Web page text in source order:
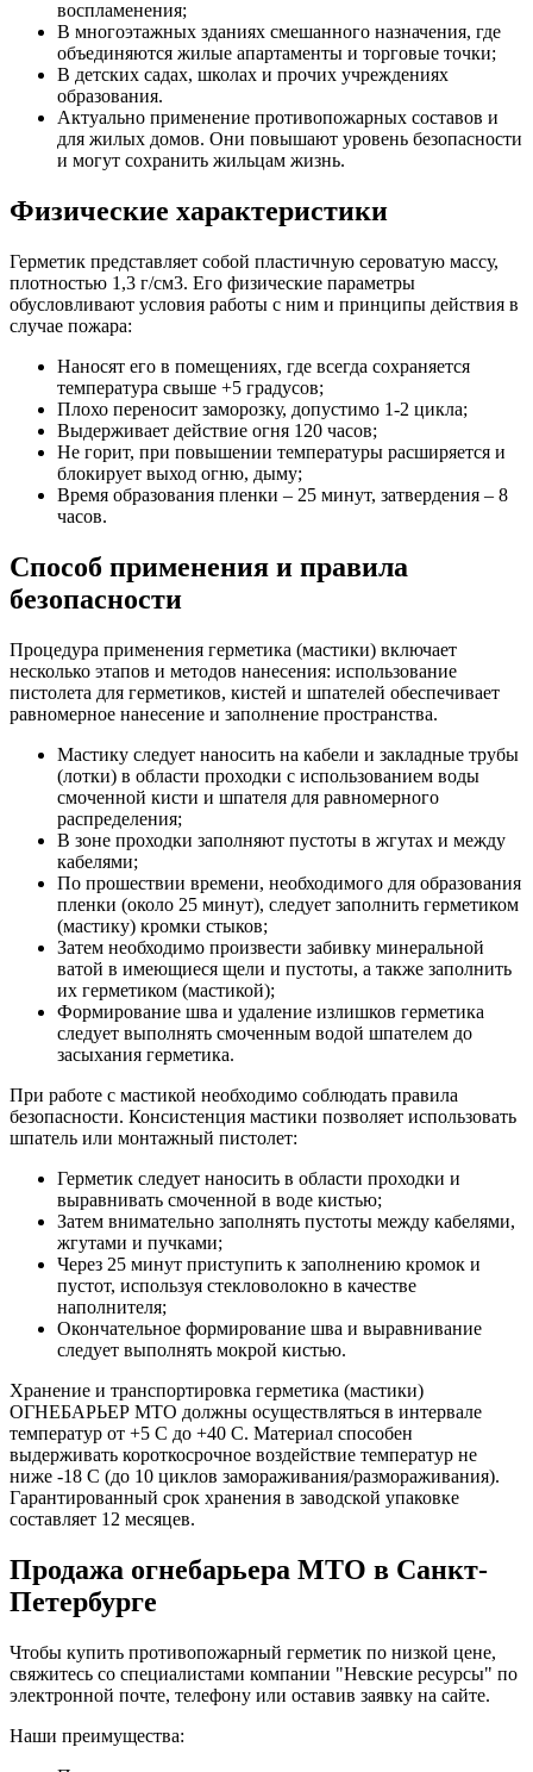
воспламенения;
В многоэтажных зданиях смешанного назначения, где
объединяются жилые апартаменты и торговые точки;
В детских садах, школах и прочих учреждениях
образования.
Актуально применение противопожарных составов и
для жилых домов. Они повышают уровень безопасности
и могут сохранить жильцам жизнь.
Физические характеристики
Герметик представляет собой пластичную сероватую массу,
плотностью 1,3 г/см3. Его физические параметры
обусловливают условия работы с ним и принципы действия в
случае пожара:
Наносят его в помещениях, где всегда сохраняется
температура свыше +5 градусов;
Плохо переносит заморозку, допустимо 1-2 цикла;
Выдерживает действие огня 120 часов;
Не горит, при повышении температуры расширяется и
блокирует выход огню, дыму;
Время образования пленки – 25 минут, затвердения – 8
часов.
Способ применения и правила
безопасности
Процедура применения герметика (мастики) включает
несколько этапов и методов нанесения: использование
пистолета для герметиков, кистей и шпателей обеспечивает
равномерное нанесение и заполнение пространства.
Мастику следует наносить на кабели и закладные трубы
(лотки) в области проходки с использованием воды
смоченной кисти и шпателя для равномерного
распределения;
В зоне проходки заполняют пустоты в жгутах и между
кабелями;
По прошествии времени, необходимого для образования
пленки (около 25 минут), следует заполнить герметиком
(мастику) кромки стыков;
Затем необходимо произвести забивку минеральной
ватой в имеющиеся щели и пустоты, а также заполнить
их герметиком (мастикой);
Формирование шва и удаление излишков герметика
следует выполнять смоченным водой шпателем до
засыхания герметика.
При работе с мастикой необходимо соблюдать правила
безопасности. Консистенция мастики позволяет использовать
шпатель или монтажный пистолет:
Герметик следует наносить в области проходки и
выравнивать смоченной в воде кистью;
Затем внимательно заполнять пустоты между кабелями,
жгутами и пучками;
Через 25 минут приступить к заполнению кромок и
пустот, используя стекловолокно в качестве
наполнителя;
Окончательное формирование шва и выравнивание
следует выполнять мокрой кистью.
Хранение и транспортировка герметика (мастики)
ОГНЕБАРЬЕР МТО должны осуществляться в интервале
температур от +5 С до +40 С. Материал способен
выдерживать короткосрочное воздействие температур не
ниже -18 С (до 10 циклов замораживания/размораживания).
Гарантированный срок хранения в заводской упаковке
составляет 12 месяцев.
Продажа огнебарьера МТО в Санкт-
Петербурге
Чтобы купить противопожарный герметик по низкой цене,
свяжитесь со специалистами компании "Невские ресурсы" по
электронной почте, телефону или оставив заявку на сайте.
Наши преимущества: